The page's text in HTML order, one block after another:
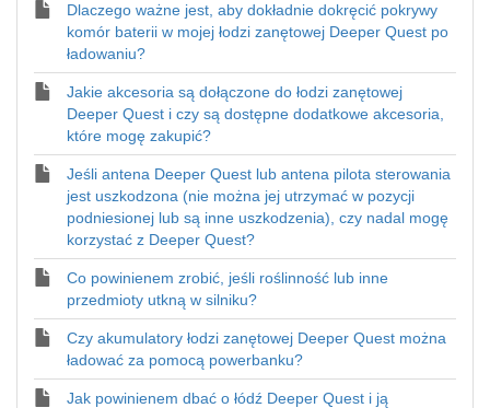
Dlaczego ważne jest, aby dokładnie dokręcić pokrywy
komór baterii w mojej łodzi zanętowej Deeper Quest po
ładowaniu?
Jakie akcesoria są dołączone do łodzi zanętowej
Deeper Quest i czy są dostępne dodatkowe akcesoria,
które mogę zakupić?
Jeśli antena Deeper Quest lub antena pilota sterowania
jest uszkodzona (nie można jej utrzymać w pozycji
podniesionej lub są inne uszkodzenia), czy nadal mogę
korzystać z Deeper Quest?
Co powinienem zrobić, jeśli roślinność lub inne
przedmioty utkną w silniku?
Czy akumulatory łodzi zanętowej Deeper Quest można
ładować za pomocą powerbanku?
Jak powinienem dbać o łódź Deeper Quest i ją